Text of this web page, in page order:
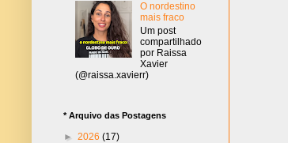
O nordestino
mais fraco
Um post
compartilhado
por Raissa
Xavier
(@raissa.xavierr)
* Arquivo das Postagens
► 2026 (17)